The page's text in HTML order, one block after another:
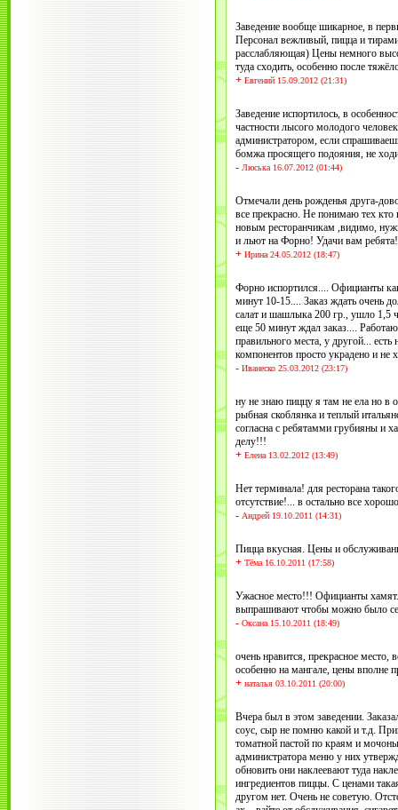
Заведение вообще шикарное, в
Персонал вежливый, пицца и
расслабляющая) Цены немного
туда сходить, особенно после
+ Евгений 15.09.2012 (21:31)
Заведение испортилось, в
частности лысого молодого
администратором, если
бомжа просящего подояния, не
- Люська 16.07.2012 (01:44)
Отмечали день рожденья друга-
все прекрасно. Не понимаю тех кто
новым ресторанчикам ,видимо,
и льют на Форно! Удачи вам ребята!
+ Ирина 24.05.2012 (18:47)
Форно испортился.... Официанты
минут 10-15.... Заказ ждать очень
салат и шашлыка 200 гр., ушло 1,5
еще 50 минут ждал заказ....
правильного места, у другой...
компонентов просто украдено и не
- Иванеско 25.03.2012 (23:17)
ну не знаю пиццу я там не ела но в
рыбная скоблянка и теплый
согласна с ребятамми грубияны и
делу!!!
+ Елена 13.02.2012 (13:49)
Нет терминала! для ресторана
отсутствие!... в остально все хорошо
- Андрей 19.10.2011 (14:31)
Пицца вкусная. Цены и
+ Тёма 16.10.2011 (17:58)
Ужасное место!!! Официанты
выпрашивают чтобы можно было
- Оксана 15.10.2011 (18:49)
очень нравится, прекрасное место,
особенно на мангале, цены вполне
+ наталья 03.10.2011 (20:00)
Вчера был в этом заведении.
соус, сыр не помню какой и т.д.
томатной пастой по краям и
администратора меню у них
обновить они наклеевают туда
ингредиентов пиццы. С ценами
другом нет. Очень не советую.